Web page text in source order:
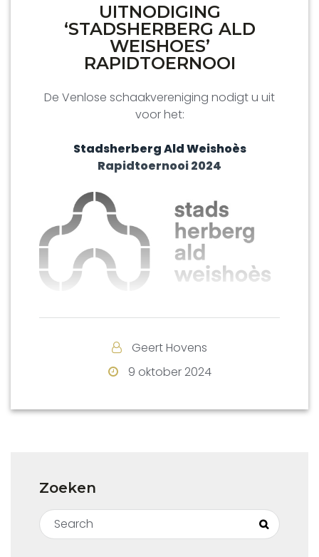
UITNODIGING
‘STADSHERBERG ALD
WEISHOES’
RAPIDTOERNOOI
De Venlose schaakvereniging nodigt u uit
voor het:
Stadsherberg Ald Weishoès
Rapidtoernooi 2024
uur).
Systeem: 7 ronden Zwitsers van 20 min.
Indeling: Groep 1 (KNSB-rating vanaf 1850)
Geert Hovens
9 oktober 2024
Zoeken
Search for:
Search